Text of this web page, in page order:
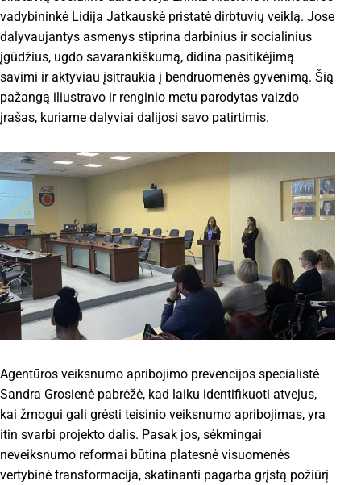
vadybininkė Lidija Jatkauskė pristatė dirbtuvių veiklą. Jose
dalyvaujantys asmenys stiprina darbinius ir socialinius
įgūdžius, ugdo savarankiškumą, didina pasitikėjimą
savimi ir aktyviau įsitraukia į bendruomenės gyvenimą. Šią
pažangą iliustravo ir renginio metu parodytas vaizdo
įrašas, kuriame dalyviai dalijosi savo patirtimis.
Agentūros veiksnumo apribojimo prevencijos specialistė
Sandra Grosienė pabrėžė, kad laiku identifikuoti atvejus,
kai žmogui gali grėsti teisinio veiksnumo apribojimas, yra
itin svarbi projekto dalis. Pasak jos, sėkmingai
neveiksnumo reformai būtina platesnė visuomenės
vertybinė transformacija, skatinanti pagarba grįstą požiūrį